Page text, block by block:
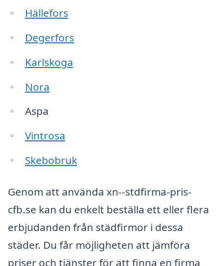
Hällefors
Degerfors
Karlskoga
Nora
Aspa
Vintrosa
Skebobruk
Genom att använda xn--stdfirma-pris-
cfb.se kan du enkelt beställa ett eller flera
erbjudanden från städfirmor i dessa
städer. Du får möjligheten att jämföra
priser och tjänster för att finna en firma